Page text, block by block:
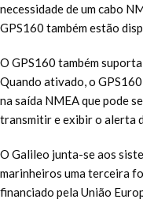
necessidade de um cabo
GPS160 também estão
O GPS160 também
Quando ativado, o
na saída NMEA que pode
transmitir e exibir o alerta
O Galileo junta-se aos
marinheiros uma terceira
financiado pela União